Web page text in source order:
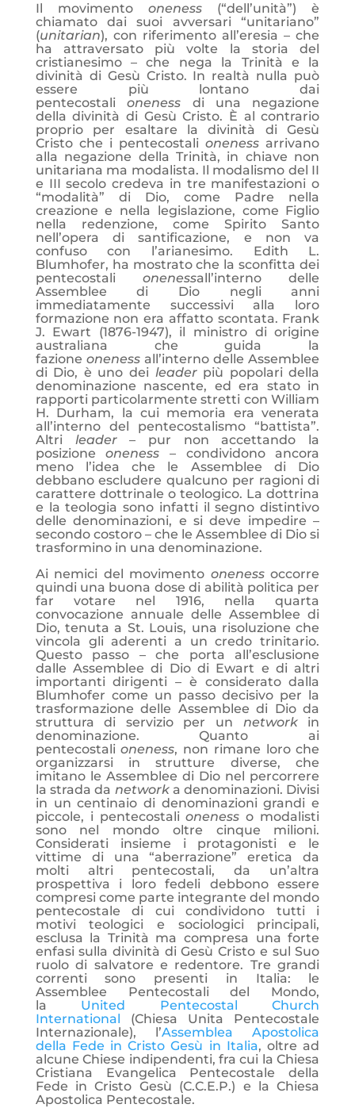
Il movimento oneness (“dell’unità”) è
chiamato dai suoi avversari “unitariano”
(unitarian), con riferimento all’eresia – che
ha attraversato più volte la storia del
cristianesimo – che nega la Trinità e la
divinità di Gesù Cristo. In realtà nulla può
essere più lontano dai
pentecostalioneness di una negazione
della divinità di Gesù Cristo. È al contrario
proprio per esaltare la divinità di Gesù
Cristo che i pentecostalioneness arrivano
alla negazione della Trinità, in chiave non
unitariana ma modalista. Il modalismo del II
e III secolo credeva in tre manifestazioni o
“modalità” di Dio, come Padre nella
creazione e nella legislazione, come Figlio
nella redenzione, come Spirito Santo
nell’opera di santificazione, e non va
confuso con l’arianesimo. Edith L.
Blumhofer, ha mostrato che la sconfitta dei
pentecostali onenessall’interno delle
Assemblee di Dio negli anni
immediatamente successivi alla loro
formazione non era affatto scontata. Frank
J. Ewart (1876-1947), il ministro di origine
australiana che guida la
fazione onenessall’interno delle Assemblee
di Dio, è uno dei leaderpiù popolari della
denominazione nascente, ed era stato in
rapporti particolarmente stretti con William
H. Durham, la cui memoria era venerata
all’interno del pentecostalismo “battista”.
Altri leader– pur non accettando la
posizioneoneness – condividono ancora
meno l’idea che le Assemblee di Dio
debbano escludere qualcuno per ragioni di
carattere dottrinale o teologico. La dottrina
e la teologia sono infatti il segno distintivo
delle denominazioni, e si deve impedire –
secondo costoro – che le Assemblee di Dio si
trasformino in una denominazione.
Ai nemici del movimento onenessoccorre
quindi una buona dose di abilità politica per
far votare nel 1916, nella quarta
convocazione annuale delle Assemblee di
Dio, tenuta a St. Louis, una risoluzione che
vincola gli aderenti a un credo trinitario.
Questo passo – che porta all’esclusione
dalle Assemblee di Dio di Ewart e di altri
importanti dirigenti – è considerato dalla
Blumhofer come un passo decisivo per la
trasformazione delle Assemblee di Dio da
struttura di servizio per un networkin
denominazione. Quanto ai
pentecostalioneness, non rimane loro che
organizzarsi in strutture diverse, che
imitano le Assemblee di Dio nel percorrere
la strada da networka denominazioni. Divisi
in un centinaio di denominazioni grandi e
piccole, i pentecostalioneness o modalisti
sono nel mondo oltre cinque milioni.
Considerati insieme i protagonisti e le
vittime di una “aberrazione” eretica da
molti altri pentecostali, da un’altra
prospettiva i loro fedeli debbono essere
compresi come parte integrante del mondo
pentecostale di cui condividono tutti i
motivi teologici e sociologici principali,
esclusa la Trinità ma compresa una forte
enfasi sulla divinità di Gesù Cristo e sul Suo
ruolo di salvatore e redentore. Tre grandi
correnti sono presenti in Italia: le
Assemblee Pentecostali del Mondo,
la United Pentecostal Church
International (Chiesa Unita Pentecostale
Internazionale), l’Assemblea Apostolica
della Fede in Cristo Gesù in Italia, oltre ad
alcune Chiese indipendenti, fra cui la Chiesa
Cristiana Evangelica Pentecostale della
Fede in Cristo Gesù (C.C.E.P.) e la Chiesa
Apostolica Pentecostale.